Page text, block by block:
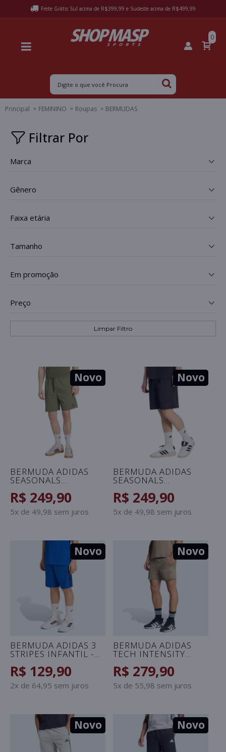
Frete Grátis Sul acima de R$399,99 e Sudeste acima de R$499,99
0
Principal FEMININO Roupas BERMUDAS
Filtrar Por
marca
gênero
faixa etária
tamanho
em promoção
preço
Limpar Filtro
Novo
BERMUDA ADIDAS
SEASONALS
R$ 249,90
5x de 49,98 sem juros
Novo
BERMUDA ADIDAS
SEASONALS
R$ 249,90
5x de 49,98 sem juros
Novo
BERMUDA ADIDAS 3
STRIPES INFANTIL -
R$ 129,90
2x de 64,95 sem juros
Novo
BERMUDA ADIDAS
TECH INTENSITY
MARROM
R$ 279,90
5x de 55,98 sem juros
Novo Novo